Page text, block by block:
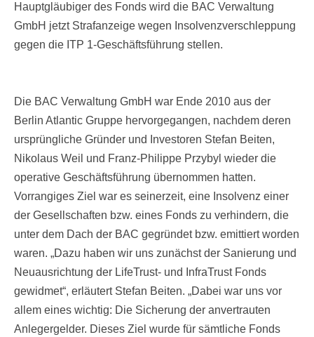
Hauptgläubiger des Fonds wird die BAC Verwaltung
GmbH jetzt Strafanzeige wegen Insolvenzverschleppung
gegen die ITP 1-Geschäftsführung stellen.
Die BAC Verwaltung GmbH war Ende 2010 aus der
Berlin Atlantic Gruppe hervorgegangen, nachdem deren
ursprüngliche Gründer und Investoren Stefan Beiten,
Nikolaus Weil und Franz-Philippe Przybyl wieder die
operative Geschäftsführung übernommen hatten.
Vorrangiges Ziel war es seinerzeit, eine Insolvenz einer
der Gesellschaften bzw. eines Fonds zu verhindern, die
unter dem Dach der BAC gegründet bzw. emittiert worden
waren. „Dazu haben wir uns zunächst der Sanierung und
Neuausrichtung der LifeTrust- und InfraTrust Fonds
gewidmet“, erläutert Stefan Beiten. „Dabei war uns vor
allem eines wichtig: Die Sicherung der anvertrauten
Anlegergelder. Dieses Ziel wurde für sämtliche Fonds